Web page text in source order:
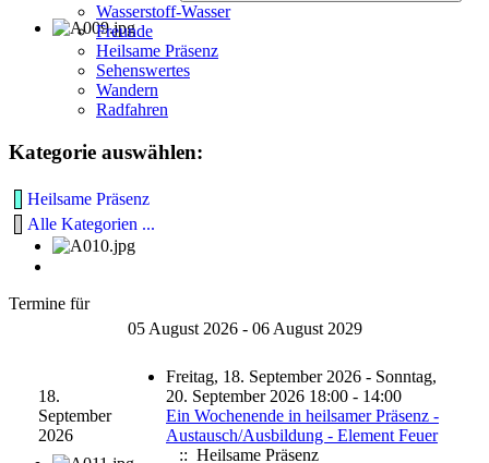
Wasserstoff-Wasser
Freunde
Heilsame Präsenz
Sehenswertes
Wandern
Radfahren
Kategorie auswählen:
Heilsame Präsenz
Alle Kategorien ...
Termine für
05 August 2026 - 06 August 2029
18.
September
2026
Freitag, 18. September 2026 - Sonntag,
20. September 2026 18:00 - 14:00
Ein Wochenende in heilsamer Präsenz -
Austausch/Ausbildung - Element Feuer
:: Heilsame Präsenz